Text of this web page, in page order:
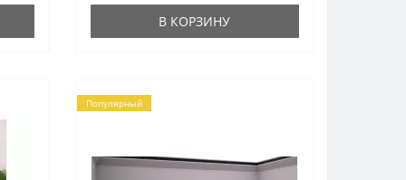
В КОРЗИНУ
Популярный